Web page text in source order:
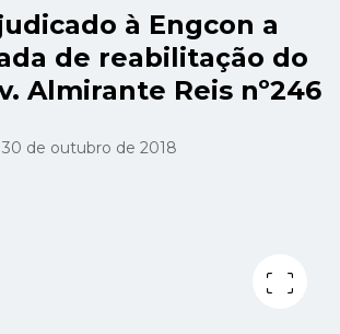
à Engcon a
de reabilitação do
Almirante Reis nº246
30 de outubro de 2018